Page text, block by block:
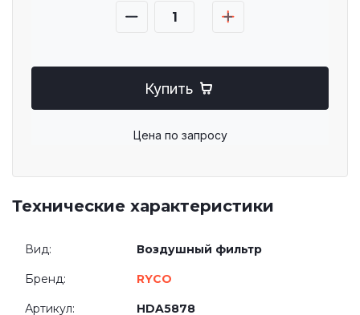
Купить
Цена по запросу
Технические характеристики
Вид: Воздушный фильтр
Бренд: RYCO
Артикул: HDA5878